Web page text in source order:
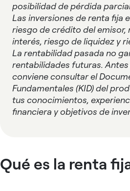
posibilidad de pérdida
Las inversiones de renta fija
riesgo de crédito del emisor,
interés, riesgo de liquidez y
La rentabilidad pasada no
rentabilidades futuras. Antes
conviene consultar el
Fundamentales (KID) del
tus conocimientos,
financiera y objetivos de
Qué es la renta